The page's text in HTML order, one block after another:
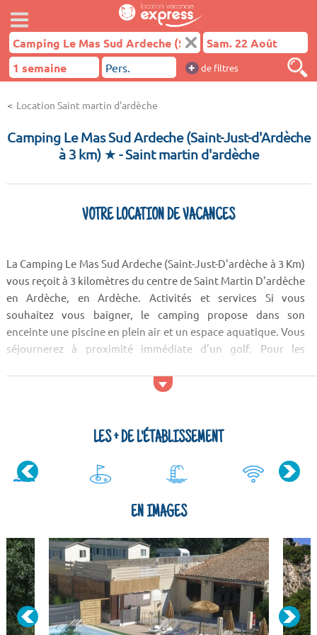
+ de filtres
Location Saint martin d'ardèche
Camping Le Mas Sud Ardeche (Saint-Just-d'Ardèche
à 3 km) ★- Saint martin d'ardèche
VOTRE LOCATION DE VACANCES
La Camping Le Mas Sud Ardeche (Saint-Just-D'ardèche à 3 Km)
vous reçoit à 3 kilomètres du centre de Saint Martin D'ardèche
en Ardèche, en Ardèche. Activités et services Si vous
souhaitez vous baigner, le camping propose dans son
enceinte une piscine en plein air et un espace aquatique. Vous
séjournerez à proximité immédiate d'un golf. Pour les
restaurant sur place. En ce qui concerne les supermarch&ea...
LES + DE L'ÉTABLISSEMENT
EN IMAGES